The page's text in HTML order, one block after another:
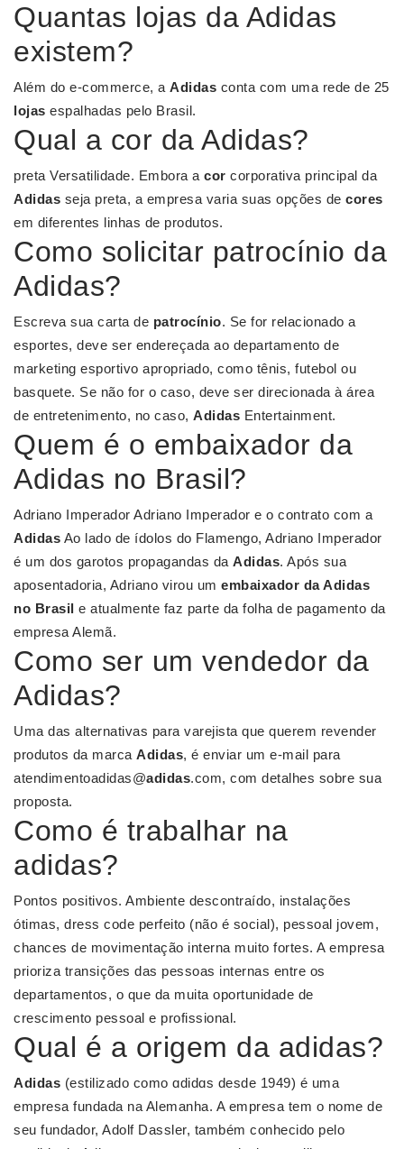
Quantas lojas da Adidas
existem?
Além do e-commerce, a Adidas conta com uma rede de 25
lojas espalhadas pelo Brasil.
Qual a cor da Adidas?
preta Versatilidade. Embora a cor corporativa principal da
Adidas seja preta, a empresa varia suas opções de cores
em diferentes linhas de produtos.
Como solicitar patrocínio da
Adidas?
Escreva sua carta de patrocínio. Se for relacionado a
esportes, deve ser endereçada ao departamento de
marketing esportivo apropriado, como tênis, futebol ou
basquete. Se não for o caso, deve ser direcionada à área
de entretenimento, no caso, Adidas Entertainment.
Quem é o embaixador da
Adidas no Brasil?
Adriano Imperador Adriano Imperador e o contrato com a
Adidas Ao lado de ídolos do Flamengo, Adriano Imperador
é um dos garotos propagandas da Adidas. Após sua
aposentadoria, Adriano virou um embaixador da Adidas
no Brasil e atualmente faz parte da folha de pagamento da
empresa Alemã.
Como ser um vendedor da
Adidas?
Uma das alternativas para varejista que querem revender
produtos da marca Adidas, é enviar um e-mail para
atendimentoadidas@adidas.com, com detalhes sobre sua
proposta.
Como é trabalhar na
adidas?
Pontos positivos. Ambiente descontraído, instalações
ótimas, dress code perfeito (não é social), pessoal jovem,
chances de movimentação interna muito fortes. A empresa
prioriza transições das pessoas internas entre os
departamentos, o que da muita oportunidade de
crescimento pessoal e profissional.
Qual é a origem da adidas?
Adidas (estilizado como ɑdidɑs desde 1949) é uma
empresa fundada na Alemanha. A empresa tem o nome de
seu fundador, Adolf Dassler, também conhecido pelo